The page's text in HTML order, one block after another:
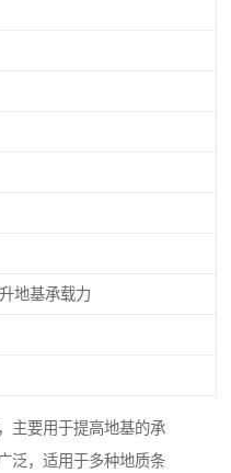
地基承载力
主要用于提高地基的承
泛，适用于多种地质条